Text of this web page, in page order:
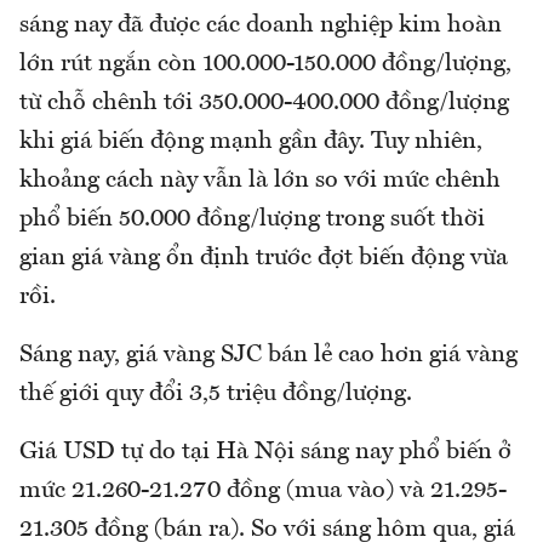
sáng nay đã được các doanh nghiệp kim hoàn
lớn rút ngắn còn 100.000-150.000 đồng/lượng,
từ chỗ chênh tới 350.000-400.000 đồng/lượng
khi giá biến động mạnh gần đây. Tuy nhiên,
khoảng cách này vẫn là lớn so với mức chênh
phổ biến 50.000 đồng/lượng trong suốt thời
gian giá vàng ổn định trước đợt biến động vừa
rồi.
Sáng nay, giá vàng SJC bán lẻ cao hơn giá vàng
thế giới quy đổi 3,5 triệu đồng/lượng.
Giá USD tự do tại Hà Nội sáng nay phổ biến ở
mức 21.260-21.270 đồng (mua vào) và 21.295-
21.305 đồng (bán ra). So với sáng hôm qua, giá